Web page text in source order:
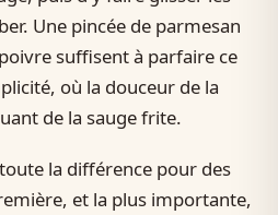
Une pincée de parmesan
suffisent à parfaire ce
où la douceur de la
de la sauge frite.
la différence pour des
et la plus importante,